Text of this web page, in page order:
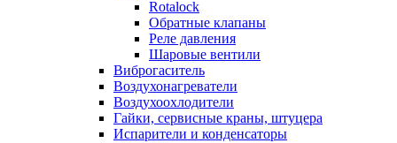
Rotalock
Обратные клапаны
Реле давления
Шаровые вентили
Виброгаситель
Воздухонагреватели
Воздухоохлодители
Гайки, сервисные краны, штуцера
Испарители и конденсаторы